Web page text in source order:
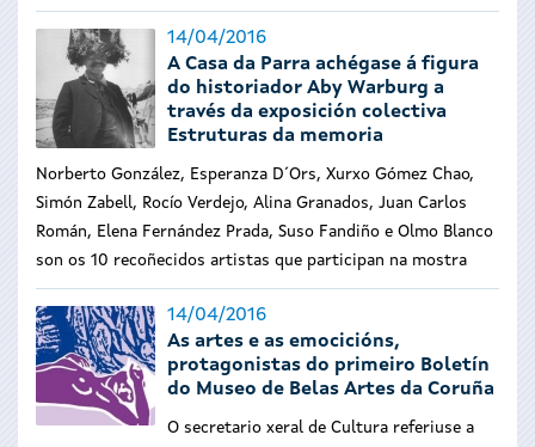
14/04/2016
A Casa da Parra achégase á figura
do historiador Aby Warburg a
través da exposición colectiva
Estruturas da memoria
Norberto González, Esperanza D´Ors, Xurxo Gómez Chao,
Simón Zabell, Rocío Verdejo, Alina Granados, Juan Carlos
Román, Elena Fernández Prada, Suso Fandiño e Olmo Blanco
son os 10 recoñecidos artistas que participan na mostra
14/04/2016
As artes e as emocicións,
protagonistas do primeiro Boletín
do Museo de Belas Artes da Coruña
O secretario xeral de Cultura referiuse a